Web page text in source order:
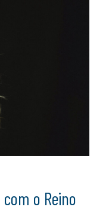
o Reino